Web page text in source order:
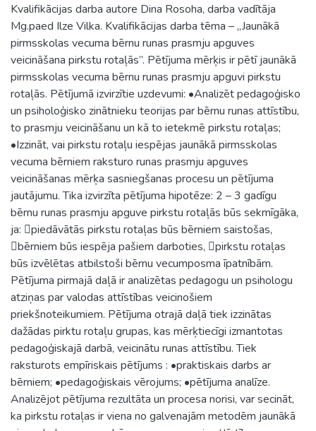
Kvalifikācijas darba autore Dina Rosoha, darba vadītāja
Mg.paed Ilze Vilka. Kvalifikācijas darba tēma – „Jaunākā
pirmsskolas vecuma bērnu runas prasmju apguves
veicināšana pirkstu rotaļās”. Pētījuma mērķis ir pētī jaunākā
pirmsskolas vecuma bērnu runas prasmju apguvi pirkstu
rotaļās. Pētījumā izvirzītie uzdevumi: •Analizēt pedagoģisko
un psiholoģisko zinātnieku teorijas par bērnu runas attīstību,
to prasmju veicināšanu un kā to ietekmē pirkstu rotaļas;
•Izzināt, vai pirkstu rotaļu iespējas jaunākā pirmsskolas
vecuma bērniem raksturo runas prasmju apguves
veicināšanas mērķa sasniegšanas procesu un pētījuma
jautājumu. Tika izvirzīta pētījuma hipotēze: 2 – 3 gadīgu
bērnu runas prasmju apguve pirkstu rotaļās būs sekmīgāka,
ja: piedāvātās pirkstu rotaļas būs bērniem saistošas,
bērniem būs iespēja pašiem darboties, pirkstu rotaļas
būs izvēlētas atbilstoši bērnu vecumposma īpatnībām.
Pētījuma pirmajā daļā ir analizētas pedagogu un psihologu
atziņas par valodas attīstības veicinošiem
priekšnoteikumiem. Pētījuma otrajā daļā tiek izzinātas
dažādas pirktu rotaļu grupas, kas mērķtiecīgi izmantotas
pedagoģiskajā darbā, veicinātu runas attīstību. Tiek
raksturots empīriskais pētījums : •praktiskais darbs ar
bērniem; •pedagoģiskais vērojums; •pētījuma analīze.
Analizējot pētījuma rezultāta un procesa norisi, var secināt,
ka pirkstu rotaļas ir viena no galvenajām metodēm jaunākā